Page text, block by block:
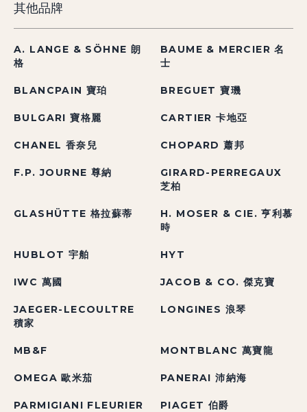
其他品牌
A. LANGE & SÖHNE 朗
格
BAUME & MERCIER 名
士
BLANCPAIN 寶珀 BREGUET 寶璣
BULGARI 寶格麗 CARTIER 卡地亞
CHANEL 香奈兒 CHOPARD 蕭邦
F.P. JOURNE 尊納
GIRARD-PERREGAUX
芝柏
GLASHÜTTE 格拉蘇蒂
H. MOSER & CIE. 亨利慕
時
HUBLOT 宇舶 HYT
IWC 萬國 JACOB & CO. 傑克寶
JAEGER-LECOULTRE
積家
LONGINES 浪琴
MB&F MONTBLANC 萬寶龍
OMEGA 歐米茄 PANERAI 沛納海
PARMIGIANI FLEURIER
PIAGET 伯爵